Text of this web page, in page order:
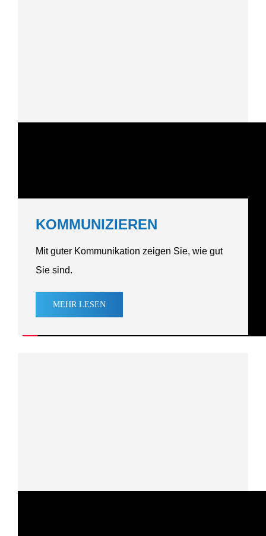
KOMMU­NI­ZIEREN
Mit guter Kommu­ni­kation zeigen Sie, wie gut
Sie sind.
MEHR LESEN